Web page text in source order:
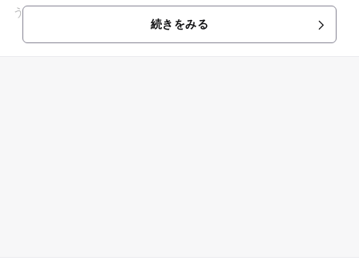
う！ 【8/20～8/21・1泊2日】はじめてのおとまりキッズ★キ
続きをみる